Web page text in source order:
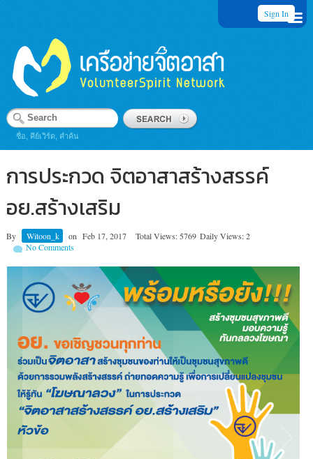
Sign In
ชื่อ, คีย์เวิร์ด, คำค้น
การประกวด จิตอาสาสร้างสรรค์
อย.สร้างเสริม
By Witoon_k on Feb 17, 2017 Total Views: 5769 Daily Views: 2
No Comments